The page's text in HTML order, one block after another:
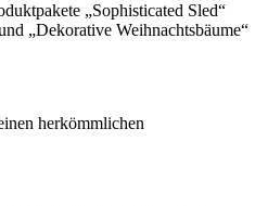
„Sophisticated Sled“
„Dekorative Weihnachtsbäume“
herkömmlichen